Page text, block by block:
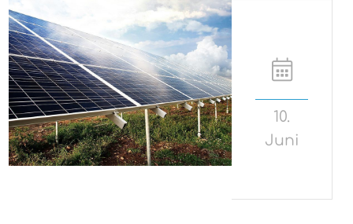
10.
Juni